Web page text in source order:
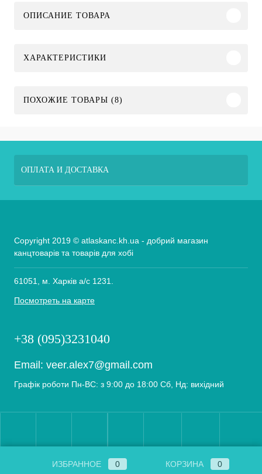
ОПИСАНИЕ ТОВАРА
ХАРАКТЕРИСТИКИ
ПОХОЖИЕ ТОВАРЫ (8)
ОПЛАТА И ДОСТАВКА
Copyright 2019 © atlaskanc.kh.ua - добрий магазин
канцтоварів та товарів для хобі
61051, м. Харків а/с 1231.
Посмотреть на карте
+38 (095)3231040
Email: veer.alex7@gmail.com
Графік роботи Пн-ВС: з 9:00 до 18:00 Сб, Нд: вихідний
ИЗБРАННОЕ 0 КОРЗИНА 0